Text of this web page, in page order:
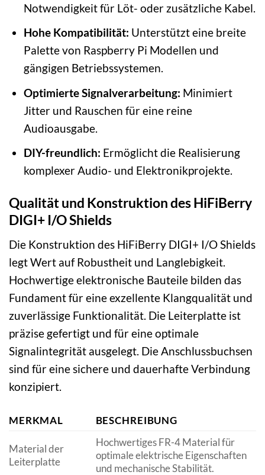
Notwendigkeit für Löt- oder zusätzliche Kabel.
Hohe Kompatibilität: Unterstützt eine breite
Palette von Raspberry Pi Modellen und
gängigen Betriebssystemen.
Optimierte Signalverarbeitung: Minimiert
Jitter und Rauschen für eine reine
Audioausgabe.
DIY-freundlich: Ermöglicht die Realisierung
komplexer Audio- und Elektronikprojekte.
Qualität und Konstruktion des HiFiBerry
DIGI+ I/O Shields
Die Konstruktion des HiFiBerry DIGI+ I/O Shields
legt Wert auf Robustheit und Langlebigkeit.
Hochwertige elektronische Bauteile bilden das
Fundament für eine exzellente Klangqualität und
zuverlässige Funktionalität. Die Leiterplatte ist
präzise gefertigt und für eine optimale
Signalintegrität ausgelegt. Die Anschlussbuchsen
sind für eine sichere und dauerhafte Verbindung
konzipiert.
MERKMAL BESCHREIBUNG
Material der
Leiterplatte
Hochwertiges FR-4 Material für
optimale elektrische Eigenschaften
und mechanische Stabilität.